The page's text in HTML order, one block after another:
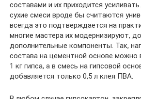
составами и их приходится
сухие смеси вроде бы считаются
всегда это подтверждается на
многие мастера их модернизируют,
дополнительные компоненты. Так,
состава на цементной основе можно
1 кг гипса, а в смесь на гипсовой
добавляется только 0,5 л клея ПВА.